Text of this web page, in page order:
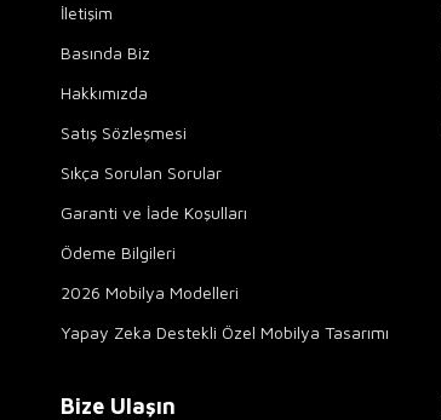
İletişim
Basında Biz
Hakkımızda
Satış Sözleşmesi
Sıkça Sorulan Sorular
Garanti ve İade Koşulları
Ödeme Bilgileri
2026 Mobilya Modelleri
Yapay Zeka Destekli Özel Mobilya Tasarımı
Bize Ulaşın